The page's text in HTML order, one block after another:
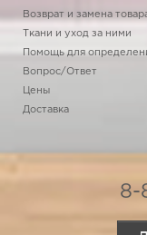
Возврат и замена
Ткани и уход за ними
Помощь для
Вопрос/Ответ
Цены
Доставка
8-